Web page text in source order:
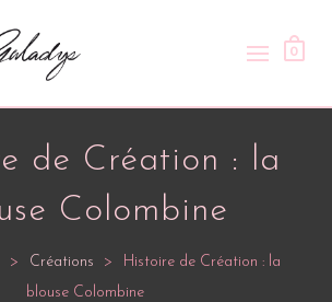
0
de Création : la
Colombine
> Créations >
Histoire de Création : la
blouse Colombine